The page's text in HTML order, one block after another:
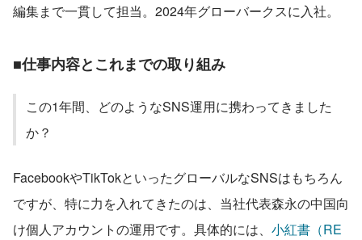
編集まで一貫して担当。2024年グローバークスに入社。
■仕事内容とこれまでの取り組み
この1年間、どのようなSNS運用に携わってきました
か？
FacebookやTikTokといったグローバルなSNSはもちろん
ですが、特に力を入れてきたのは、当社代表森永の中国向
け個人アカウントの運用です。具体的には、 小紅書（RE